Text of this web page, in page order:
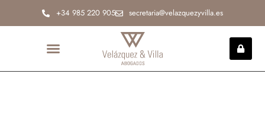
+34 985 220 905 secretaria@velazquezyvilla.es